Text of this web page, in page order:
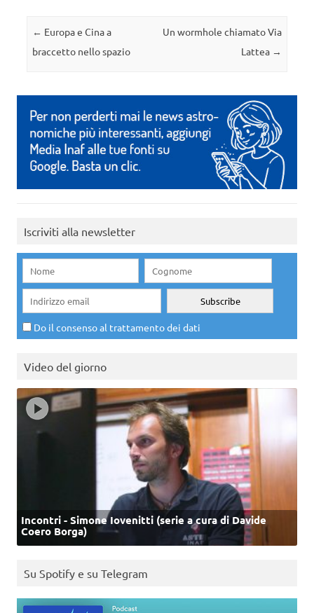
Navigazione articolo
← Europa e Cina a
braccetto nello spazio
Un wormhole chiamato Via
Lattea →
Iscriviti alla newsletter
Do il consenso al trattamento dei dati
Video del giorno
Incontri - Simone Iovenitti (serie a cura di Davide
Coero Borga)
Su Spotify e su Telegram